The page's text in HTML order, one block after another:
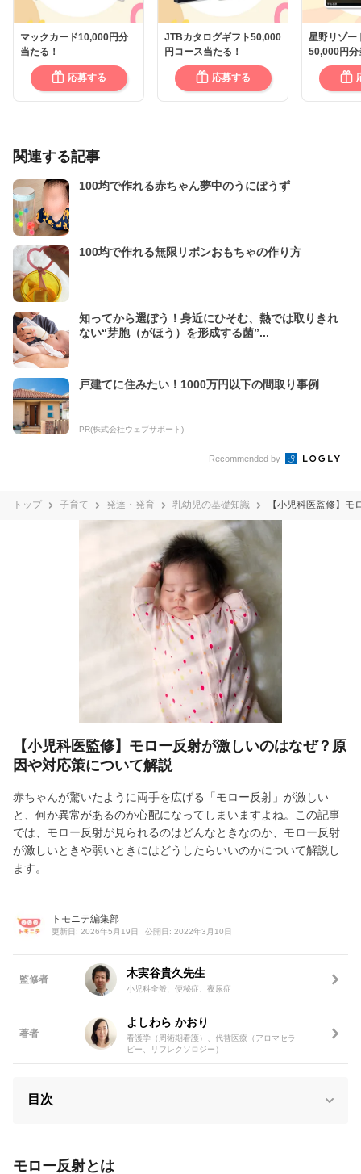
マックカード10,000円分
当たる！
応募する
JTBカタログギフト50,000
円コース当たる！
応募する
星野リゾー
50,000円分
関連する記事
100均で作れる赤ちゃん夢中のうにぼうず
100均で作れる無限リボンおもちゃの作り方
知ってから選ぼう！身近にひそむ、熱では取りきれ
ない“芽胞（がほう）を形成する菌”...
戸建てに住みたい！1000万円以下の間取り事例
PR(株式会社ウェブサポート)
Recommended by
トップ 子育て 発達・発育 乳幼児の基礎知識 【小児科医監修】
【小児科医監修】モロー反射が激しいのはなぜ？原
因や対応策について解説
赤ちゃんが驚いたように両手を広げる「モロー反射」が激しい
と、何か異常があるのか心配になってしまいますよね。この記事
では、モロー反射が見られるのはどんなときなのか、モロー反射
が激しいときや弱いときにはどうしたらいいのかについて解説し
ます。
トモニテ編集部
更新日: 2026年5月19日 公開日: 2022年3月10日
監修者 木実谷貴久先生
小児科全般、便秘症、夜尿症
著者
よしわら かおり
看護学（周術期看護）、代替医療（アロマセラ
ピー、リフレクソロジー）
目次
モロー反射とは